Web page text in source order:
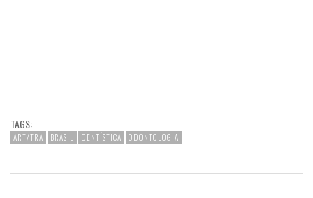
TAGS:
ART/TRA BRASIL DENTÍSTICA ODONTOLOGIA